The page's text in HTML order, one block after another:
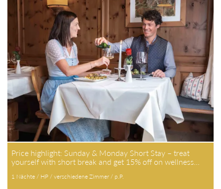
Price highlight: Sunday & Monday Short Stay – treat
yourself with short break and get 15% off on wellness…
1 Nächte / HP / verschiedene Zimmer / p.P.